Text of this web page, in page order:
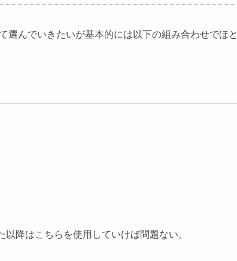
んでいきたいが基本的には以下の組み合わせでほと
降はこちらを使用していけば問題ない。